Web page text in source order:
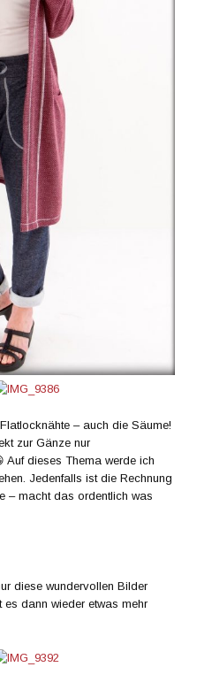
– auch die Säume!
zur Gänze nur
Auf dieses Thema werde ich
Jedenfalls ist die Rechnung
– macht das ordentlich was
diese wundervollen Bilder
dann wieder etwas mehr